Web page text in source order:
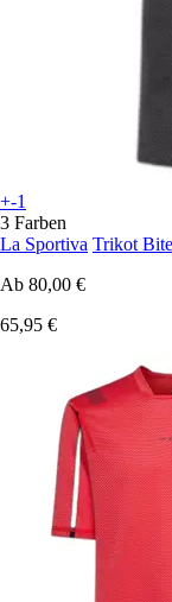
+-1
3 Farben
La Sportiva Trikot Bite
Ab 80,00 €
65,95 €